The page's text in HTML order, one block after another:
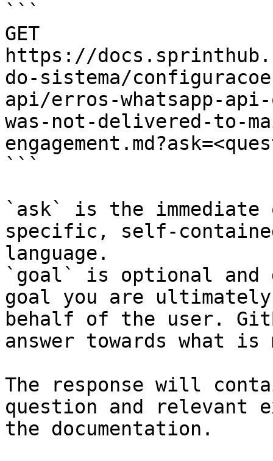
```
GET
https://
do-sistema/
api/erros-whatsapp-
was-not-delivered-to-
```
`ask` is the
specific, self-
language.
`goal` is optional and
goal you are
behalf of the user.
answer towards what
The response will
question and relevant
the documentation.